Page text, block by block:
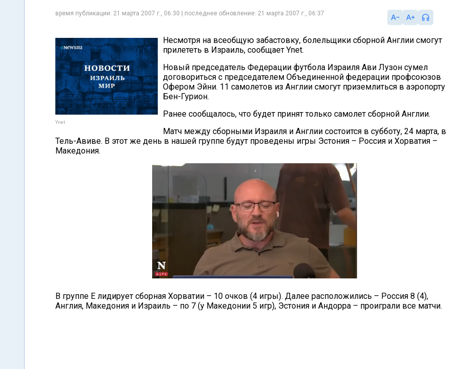
время публикации: 21 марта 2007 г., 06:30 | последнее обновление: 21 марта 2007 г., 06:37
Ynet
Несмотря на всеобщую забастовку, болельщики сборной Англии смогут
прилететь в Израиль, сообщает Ynet.
Новый председатель Федерации футбола Израиля Ави Лузон сумел
договориться с председателем Объединенной федерации профсоюзов
Офером Эйни. 11 самолетов из Англии смогут приземлиться в аэропорту
Бен-Гурион.
Ранее сообщалось, что будет принят только самолет сборной Англии.
Матч между сборными Израиля и Англии состоится в субботу, 24 марта, в
Тель-Авиве. В этот же день в нашей группе будут проведены игры Эстония – Россия и Хорватия –
Македония.
В группе Е лидирует сборная Хорватии – 10 очков (4 игры). Далее расположились – Россия 8 (4),
Англия, Македония и Израиль – по 7 (у Македонии 5 игр), Эстония и Андорра – проиграли все матчи.